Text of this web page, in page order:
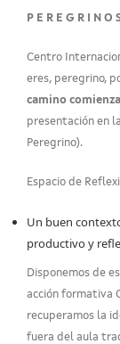
P E R E G R I N O
Centro
eres, peregrino,
camino
presentación en
Peregrino).
Espacio de
Un buen
productivo y
Disponemos de
acción formativa
recuperamos la
fuera del aula